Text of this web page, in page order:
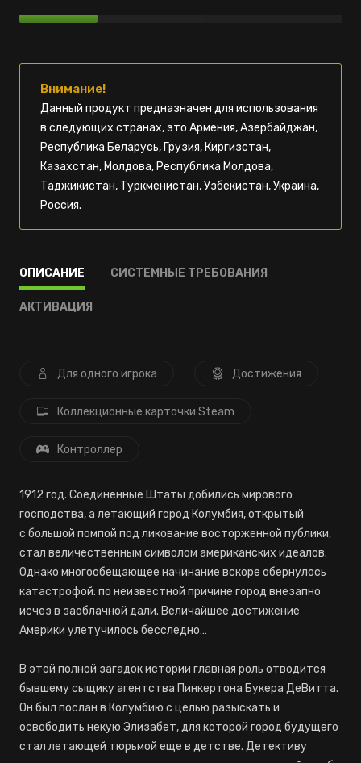
Внимание!
Данный продукт предназначен для использования
в следующих странах, это Армения, Азербайджан,
Республика Беларусь, Грузия, Киргизстан,
Казахстан, Молдова, Республика Молдова,
Таджикистан, Туркменистан, Узбекистан, Украина,
Россия.
ОПИСАНИЕ СИСТЕМНЫЕ ТРЕБОВАНИЯ
АКТИВАЦИЯ
Для одного игрока Достижения
Коллекционные карточки Steam
Контроллер
1912 год. Соединенные Штаты добились мирового
господства, а летающий город Колумбия, открытый
с большой помпой под ликование восторженной публики,
стал величественным символом американских идеалов.
Однако многообещающее начинание вскоре обернулось
катастрофой: по неизвестной причине город внезапно
исчез в заоблачной дали. Величайшее достижение
Америки улетучилось бесследно…
В этой полной загадок истории главная роль отводится
бывшему сыщику агентства Пинкертона Букера ДеВитта.
Он был послан в Колумбию с целью разыскать и
освободить некую Элизабет, для которой город будущего
стал летающей тюрьмой еще в детстве. Детективу